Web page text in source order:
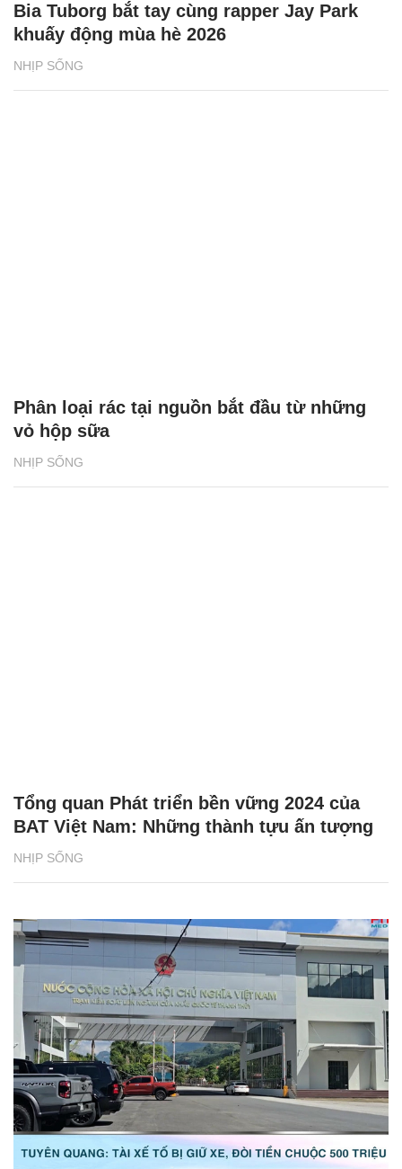
NHỊP SỐNG
Bia Tuborg bắt tay cùng rapper Jay Park
khuấy động mùa hè 2026
NHỊP SỐNG
Phân loại rác tại nguồn bắt đầu từ những
vỏ hộp sữa
NHỊP SỐNG
Tổng quan Phát triển bền vững 2024 của
BAT Việt Nam: Những thành tựu ấn tượng